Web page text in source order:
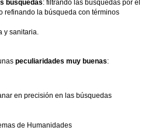
búsquedas: filtrando las búsquedas por el
refinando la búsqueda con términos
y sanitaria.
peculiaridades muy buenas:
en precisión en las búsquedas
de Humanidades